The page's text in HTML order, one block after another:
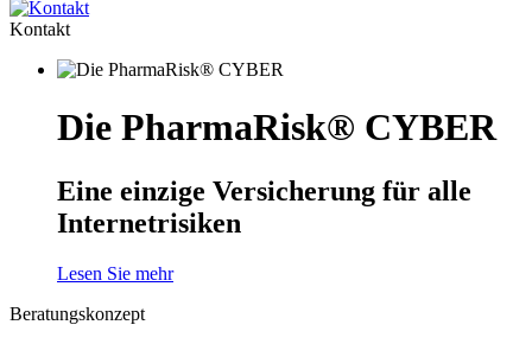
Kontakt
Die PharmaRisk® CYBER
Eine einzige Versicherung für alle
Internetrisiken
Lesen Sie mehr
Beratungskonzept